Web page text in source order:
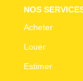
NOS
Acheter
Louer
Estimer